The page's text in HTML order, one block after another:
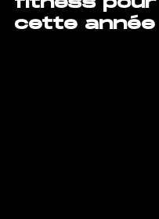
cette année